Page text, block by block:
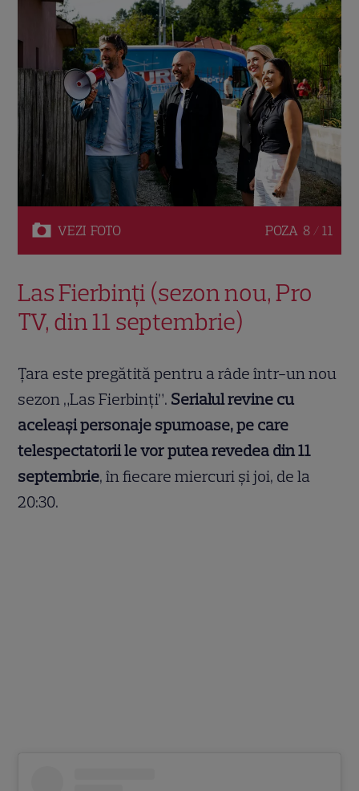
VEZI FOTO POZA 8 / 11
Las Fierbinți (sezon nou, Pro
TV, din 11 septembrie)
Țara este pregătită pentru a râde într-un nou
sezon „Las Fierbinți”. Serialul revine cu
aceleași personaje spumoase, pe care
telespectatorii le vor putea revedea din 11
septembrie, în fiecare miercuri și joi, de la
20:30.